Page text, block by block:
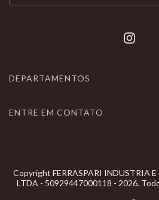
DEPARTAMENTOS
ENTRE EM CONTATO
Copyright FERRASPARI INDUSTRIA
LTDA - 50929447000118 - 2026.